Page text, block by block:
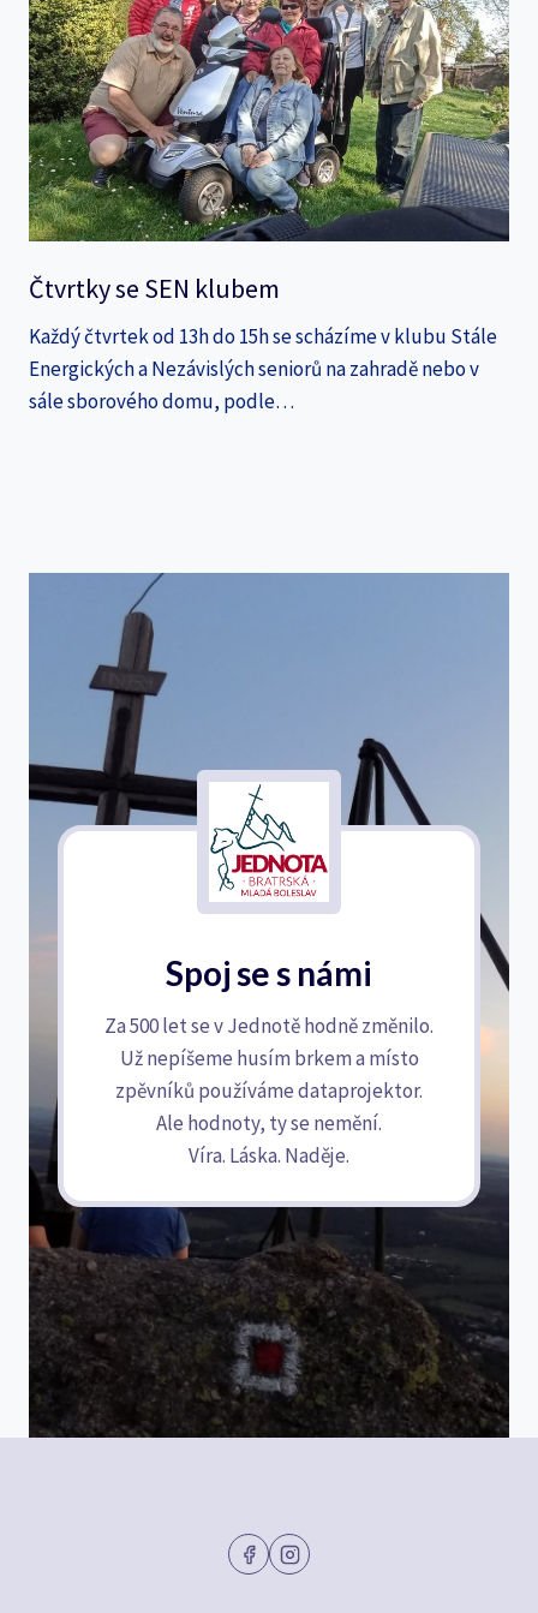
Čtvrtky se SEN klubem
Každý čtvrtek od 13h do 15h se scházíme v klubu Stále
Energických a Nezávislých seniorů na zahradě nebo v
sále sborového domu, podle…
Spoj se s námi
Za 500 let se v Jednotě hodně změnilo.
Už nepíšeme husím brkem a místo
zpěvníků používáme dataprojektor.
Ale hodnoty, ty se nemění.
Víra. Láska. Naděje.